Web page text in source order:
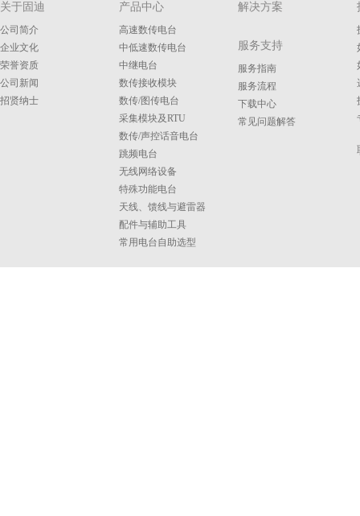
关于固迪
公司简介
企业文化
荣誉资质
公司新闻
招贤纳士
产品中心
高速数传电台
中低速数传电台
中继电台
数传接收模块
数传/图传电台
采集模块及RTU
数传/声控话音电台
跳频电台
无线网络设备
特殊功能电台
天线、馈线与避雷器
配件与辅助工具
常用电台自助选型
解决方案
服务支持
服务指南
服务流程
下载中心
常见问题解答